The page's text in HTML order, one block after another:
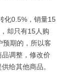
化0.5%，销量15
却只有15人购
预期的，所以客
调整，修改价
给其他商品。